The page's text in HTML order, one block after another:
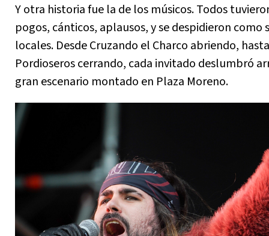
Y otra historia fue la de los músicos. Todos
pogos, cánticos, aplausos, y se despidieron como
locales. Desde Cruzando el Charco abriendo,
Pordioseros cerrando, cada invitado deslumbró
gran escenario montado en Plaza Moreno.